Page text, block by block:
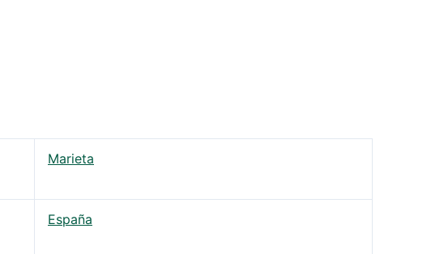
Marieta
España